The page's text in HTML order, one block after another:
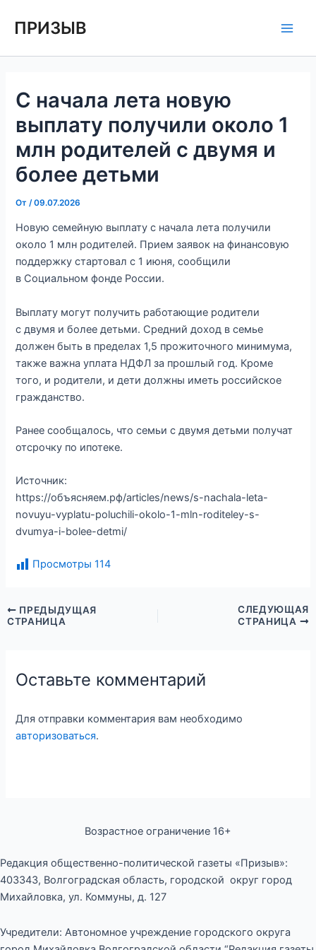
ПРИЗЫВ
С начала лета новую
выплату получили около 1
млн родителей с двумя и
более детьми
От /09.07.2026
Новую семейную выплату с начала лета получили
около 1 млн родителей. Прием заявок на финансовую
поддержку стартовал с 1 июня, сообщили
в Социальном фонде России.
Выплату могут получить работающие родители
с двумя и более детьми. Средний доход в семье
должен быть в пределах 1,5 прожиточного минимума,
также важна уплата НДФЛ за прошлый год. Кроме
того, и родители, и дети должны иметь российское
гражданство.
Ранее сообщалось, что семьи с двумя детьми получат
отсрочку по ипотеке.
Источник:
https://объясняем.рф/articles/news/s-nachala-leta-
novuyu-vyplatu-poluchili-okolo-1-mln-roditeley-s-
dvumya-i-bolee-detmi/
Просмотры 114
по
ПРЕДЫДУЩАЯ
СТРАНИЦА
СЛЕДУЮЩАЯ
СТРАНИЦА
Оставьте комментарий
Для отправки комментария вам необходимо
авторизоваться.
Возрастное ограничение 16+
Редакция общественно-политической газеты «Призыв»:
403343, Волгоградская область, городской округ город
Михайловка, ул. Коммуны, д. 127
Учредители: Автономное учреждение городского округа